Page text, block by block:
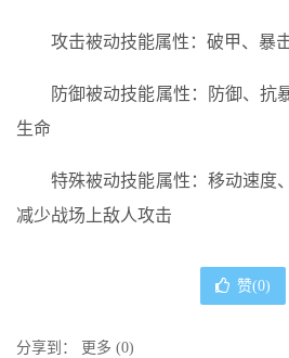
攻击被动技能属性：破甲、暴
防御被动技能属性：防御、抗
生命
特殊被动技能属性：移动速度
减少战场上敌人攻击
赞(0)
分享到： 更多 (0)